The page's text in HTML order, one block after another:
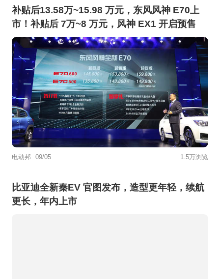
补贴后13.58万~15.98 万元，东风风神 E70上
市！补贴后 7万~8 万元，风神 EX1 开启预售
电动邦 09/05 1.5万浏览
比亚迪全新秦EV 官图发布，造型更年轻，续航
更长，年内上市